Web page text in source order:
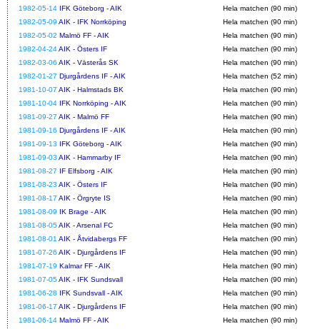
1982-05-14 IFK Göteborg - AIK
Hela matchen (90 min)
1982-05-09 AIK - IFK Norrköping
Hela matchen (90 min)
1982-05-02 Malmö FF - AIK
Hela matchen (90 min)
1982-04-24AIK - Östers IF
Hela matchen (90 min)
1982-03-06 AIK - Västerås SK
Hela matchen (90 min)
1982-01-27 Djurgårdens IF - AIK
Hela matchen (52 min)
1981-10-07 AIK - Halmstads BK
Hela matchen (90 min)
1981-10-04 IFK Norrköping - AIK
Hela matchen (90 min)
1981-09-27 AIK - Malmö FF
Hela matchen (90 min)
1981-09-16 Djurgårdens IF - AIK
Hela matchen (90 min)
1981-09-13 IFK Göteborg - AIK
Hela matchen (90 min)
1981-09-03 AIK - Hammarby IF
Hela matchen (90 min)
1981-08-27 IF Elfsborg - AIK
Hela matchen (90 min)
1981-08-23 AIK - Östers IF
Hela matchen (90 min)
1981-08-17 AIK - Örgryte IS
Hela matchen (90 min)
1981-08-09 IK Brage - AIK
Hela matchen (90 min)
1981-08-05AIK - Arsenal FC
Hela matchen (90 min)
1981-08-01 AIK - Åtvidabergs FF
Hela matchen (90 min)
1981-07-26 AIK - Djurgårdens IF
Hela matchen (90 min)
1981-07-19 Kalmar FF - AIK
Hela matchen (90 min)
1981-07-05AIK - IFK Sundsvall
Hela matchen (90 min)
1981-06-28 IFK Sundsvall - AIK
Hela matchen (90 min)
1981-06-17 AIK - Djurgårdens IF
Hela matchen (90 min)
1981-06-14 Malmö FF - AIK
Hela matchen (90 min)